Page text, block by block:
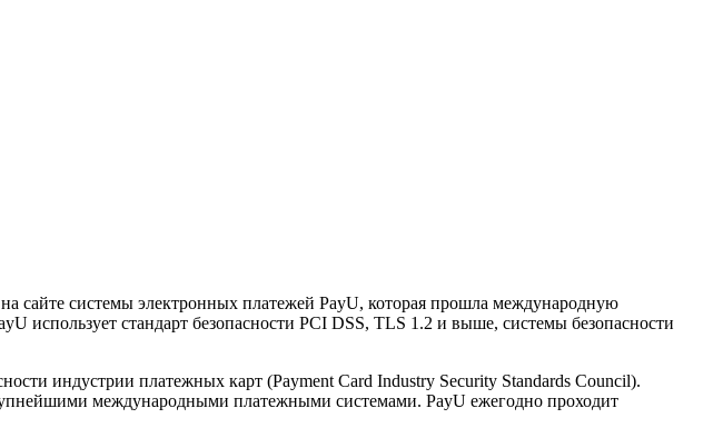
сайте системы электронных платежей PayU, которая прошла международную
использует стандарт безопасности PCI DSS, TLS 1.2 и выше, системы безопасности
индустрии платежных карт (Payment Card Industry Security Standards Council).
международными платежными системами. PayU ежегодно проходит